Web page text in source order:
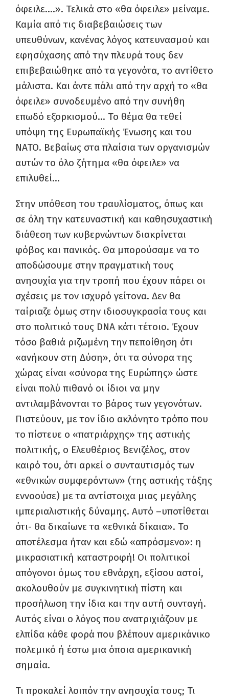
όφειλε….». Τελικά στο «θα όφειλε» μείναμε.
Καμία από τις διαβεβαιώσεις των
υπευθύνων, κανένας λόγος κατευνασμού και
εφησύχασης από την πλευρά τους δεν
επιβεβαιώθηκε από τα γεγονότα, το αντίθετο
μάλιστα. Και άντε πάλι από την αρχή το «θα
όφειλε» συνοδευμένο από την συνήθη
επωδό εξορκισμού… Το θέμα θα τεθεί
υπόψη της Ευρωπαϊκής Ένωσης και του
ΝΑΤΟ. Βεβαίως στα πλαίσια των οργανισμών
αυτών το όλο ζήτημα «θα όφειλε» να
επιλυθεί…
Στην υπόθεση του τραυλίσματος, όπως και
σε όλη την κατευναστική και καθησυχαστική
διάθεση των κυβερνώντων διακρίνεται
φόβος και πανικός. Θα μπορούσαμε να το
αποδώσουμε στην πραγματική τους
ανησυχία για την τροπή που έχουν πάρει οι
σχέσεις με τον ισχυρό γείτονα. Δεν θα
ταίριαζε όμως στην ιδιοσυγκρασία τους και
στο πολιτικό τους DNA κάτι τέτοιο. Έχουν
τόσο βαθιά ριζωμένη την πεποίθηση ότι
«ανήκουν στη Δύση», ότι τα σύνορα της
χώρας είναι «σύνορα της Ευρώπης» ώστε
είναι πολύ πιθανό οι ίδιοι να μην
αντιλαμβάνονται το βάρος των γεγονότων.
Πιστεύουν, με τον ίδιο ακλόνητο τρόπο που
το πίστευε ο «πατριάρχης» της αστικής
πολιτικής, ο Ελευθέριος Βενιζέλος, στον
καιρό του, ότι αρκεί ο συνταυτισμός των
«εθνικών συμφερόντων» (της αστικής τάξης
εννοούσε) με τα αντίστοιχα μιας μεγάλης
ιμπεριαλιστικής δύναμης. Αυτό –υποτίθεται
ότι- θα δικαίωνε τα «εθνικά δίκαια». Το
αποτέλεσμα ήταν και εδώ «απρόσμενο»: η
μικρασιατική καταστροφή! Οι πολιτικοί
απόγονοι όμως του εθνάρχη, εξίσου αστοί,
ακολουθούν με συγκινητική πίστη και
προσήλωση την ίδια και την αυτή συνταγή.
Αυτός είναι ο λόγος που ανατριχιάζουν με
ελπίδα κάθε φορά που βλέπουν αμερικάνικο
πολεμικό ή έστω μια όποια αμερικανική
σημαία.
Τι προκαλεί λοιπόν την ανησυχία τους; Τι